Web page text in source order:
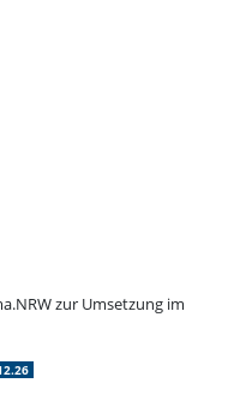
zur Umsetzung im